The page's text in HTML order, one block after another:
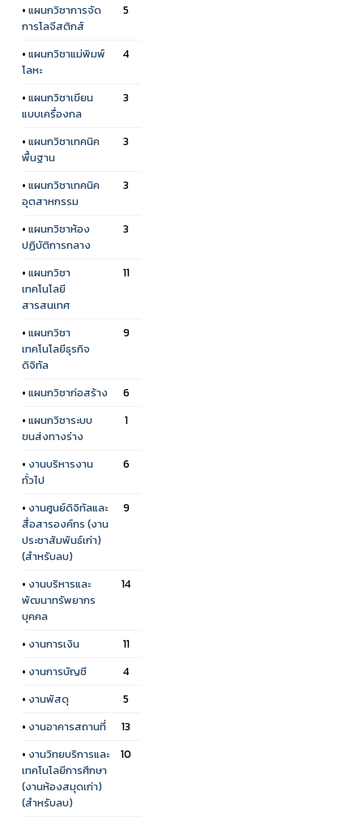
• แผนกวิชาการจัด
การโลจีสติกส์
5
• แผนกวิชาแม่พิมพ์
โลหะ
4
• แผนกวิชาเขียน
แบบเครื่องกล
3
• แผนกวิชาเทคนิค
พื้นฐาน
3
• แผนกวิชาเทคนิค
อุตสาหกรรม
3
• แผนกวิชาห้อง
ปฏิบัติการกลาง
3
• แผนกวิชา
เทคโนโลยี
สารสนเทศ
11
• แผนกวิชา
เทคโนโลยีธุรกิจ
ดิจิทัล
9
• แผนกวิชาก่อสร้าง
6
• แผนกวิชาระบบ
ขนส่งทางร่าง
1
• งานบริหารงาน
ทั่วไป
6
• งานศูนย์ดิจิทัลและ
สื่อสารองค์กร (งาน
ประชาสัมพันธ์เก่า)
(สำหรับลบ)
9
• งานบริหารและ
พัฒนาทรัพยากร
บุคคล
14
• งานการเงิน
11
• งานการบัญชี
4
• งานพัสดุ
5
• งานอาคารสถานที่
13
• งานวิทยบริการและ
เทคโนโลยีการศึกษา
(งานห้องสมุดเก่า)
(สำหรับลบ)
10